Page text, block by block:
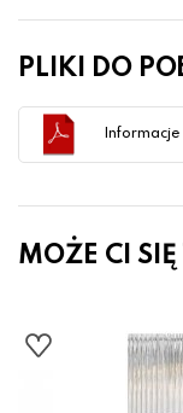
PLIKI DO
MOŻE CI